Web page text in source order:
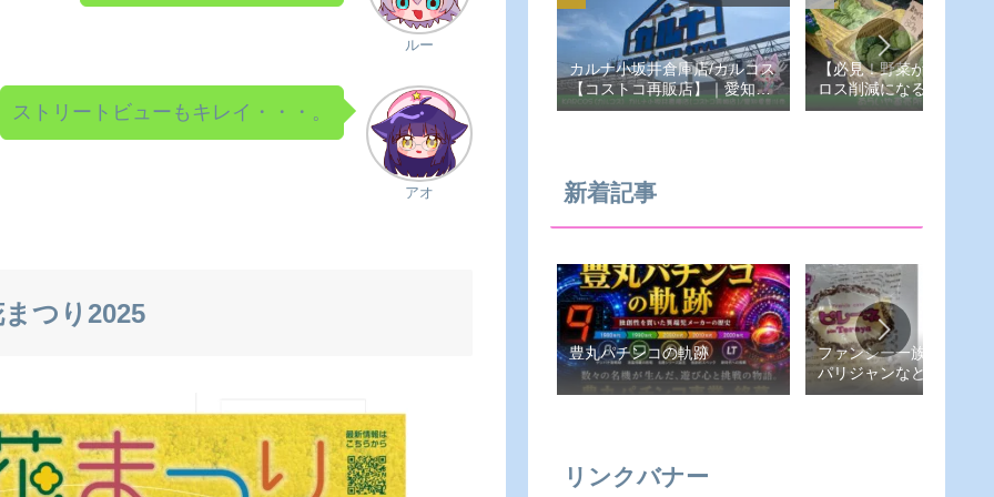
ルー
アオ
ストリートビューもキレイ・・・。
つり2025
カルナ小坂井倉庫店/カルコス
【コストコ再販店】｜愛知県-
豊川市
【必見！野菜が安い！フ
ロス削減になる！あらい
売所】愛知県-豊橋市
新着記事
豊丸パチンコの軌跡
ファンシー一族（ピレー
パリジャンなど）
リンクバナー